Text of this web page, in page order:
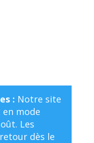
: Notre site
mode
Les
dès le